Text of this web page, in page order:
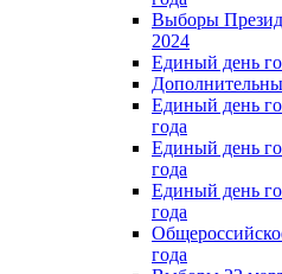
Выборы
2024
Единый день
Единый день
года
Единый день
года
Единый день
года
года